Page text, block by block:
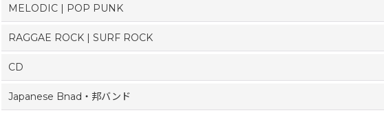
MELODIC | POP PUNK
RAGGAE ROCK | SURF ROCK
CD
Japanese Bnad・邦バンド